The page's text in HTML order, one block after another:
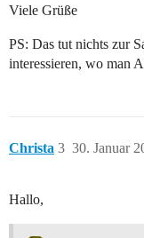
Viele Grüße
PS: Das tut nichts zur
interessieren, wo man
Christa 30. Januar
3
Hallo,